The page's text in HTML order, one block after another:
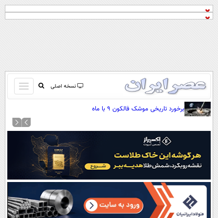
نسخه اصلی
باز
و
کردن
صفحه اول
نظرسنجی
آب و هوا
اوقات شرعی
سواد زندگی
برخورد تاریخی موشک فالکون ۹ با ماه